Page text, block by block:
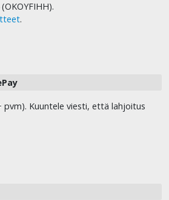
.
pvm). Kuuntele viesti, että lahjoitus